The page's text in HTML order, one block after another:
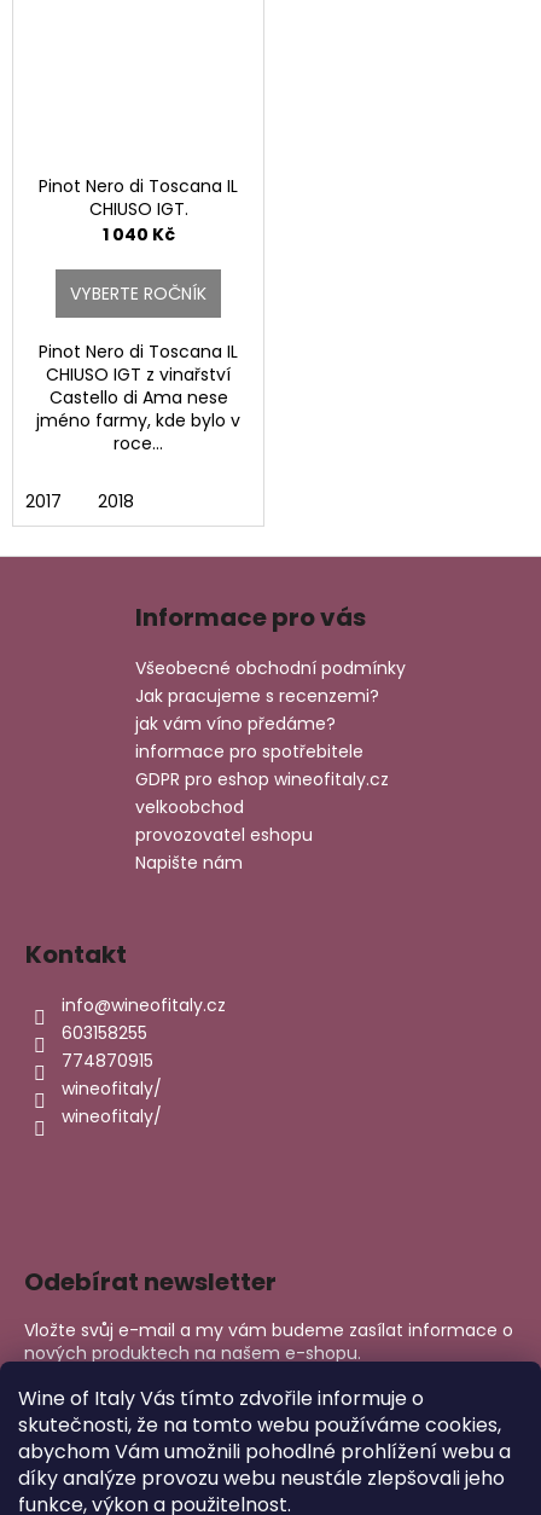
Wine of Italy Vás tímto zdvořile informuje o
skutečnosti, že na tomto webu používáme cookies,
abychom Vám umožnili pohodlné prohlížení webu a
díky analýze provozu webu neustále zlepšovali jeho
funkce, výkon a použitelnost.
Pinot Nero di Toscana IL
CHIUSO IGT.
1 040 Kč
VYBERTE ROČNÍK
Pinot Nero di Toscana IL
CHIUSO IGT z vinařství
Castello di Ama nese
jméno farmy, kde bylo v
roce...
2017 2018
Z
Informace pro vás
Všeobecné obchodní podmínky
Jak pracujeme s recenzemi?
jak vám víno předáme?
informace pro spotřebitele
GDPR pro eshop wineofitaly.cz
velkoobchod
provozovatel eshopu
Napište nám
Kontakt
info@wineofitaly.cz
603158255
774870915
wineofitaly/
wineofitaly/
Odebírat newsletter
Vložte svůj e-mail a my vám budeme zasílat informace o
nových produktech na našem e-shopu.
E-mail
PŘIHLÁSIT SE